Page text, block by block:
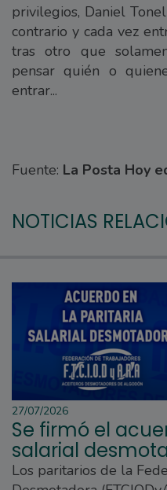
privilegios, Daniel
contrario y cada vez
tras otro que
pensar quién o
entrar...
Fuente: La Posta Hoy
NOTICIAS
27/07/2026
Se firmó el
salarial
Los paritarios de la